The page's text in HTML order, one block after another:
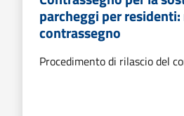
parcheggi per
contrassegno
Procedimento di rilascio del